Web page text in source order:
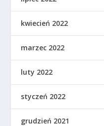
kwiecień 2022
marzec 2022
luty 2022
styczeń 2022
grudzień 2021